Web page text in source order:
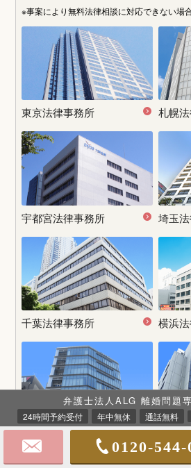
※事案により無料法律相談に対応できない場
東京法律事務所 札幌
宇都宮法律事務所 埼玉
千葉法律事務所 横浜
名古屋法律事務所 大阪
弁護士法人ALG 離婚問題
24時間予約受付 年中無休 通話無料
0120-544-